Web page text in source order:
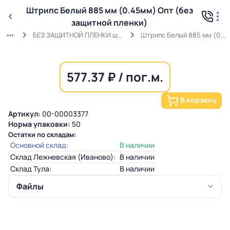
Штрипс Белый 885 мм (0.45мм) Опт (без
защитной пленки)
БЕЗ ЗАЩИТНОЙ ПЛЕНКИ штрипс белый (0,45мм) RAL 9003 ГОСТ Штрипс Белый 885 мм (0.45мм) Опт (без защитной пленки)
577.37 ₽ / пог.м.
В корзину
Артикул: 00-00003377
Норма упаковки: 50
Остатки по складам:
Основной склад:
В наличии
Склад Лежневская (Иваново): В наличии
Склад Тула:
В наличии
Файлы